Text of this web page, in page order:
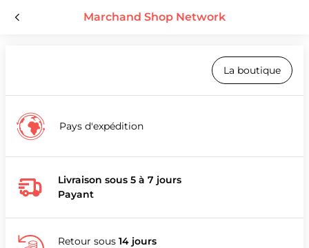
Marchand Shop Network
La boutique
Pays d'expédition
Livraison sous 5 à 7 jours
Payant
Retour sous 14 jours